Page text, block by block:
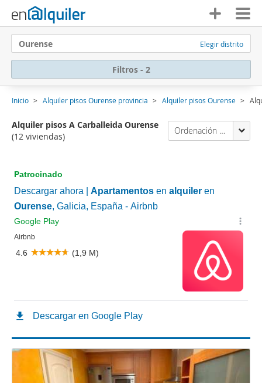
Ourense Elegir distrito
Filtros - 2
Inicio Alquiler pisos Ourense provincia Alquiler pisos Ourense
Alquiler pisos A Carballeida Ourense
(12 viviendas)
Ordenación Enalquiler